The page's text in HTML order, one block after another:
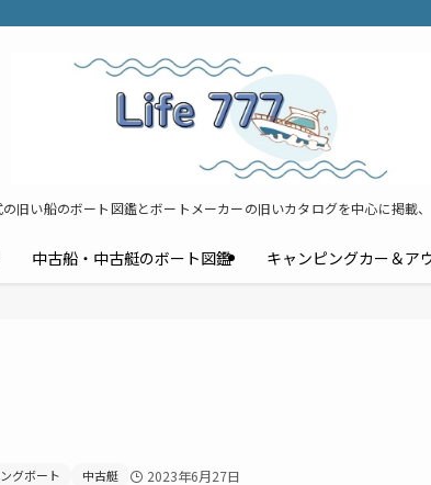
旧い船のボート図鑑とボートメーカーの旧いカタログを中心に掲載
中古船・中古艇のボート図鑑 キャンピングカー＆ア
グボート 中古艇 2023年6月27日